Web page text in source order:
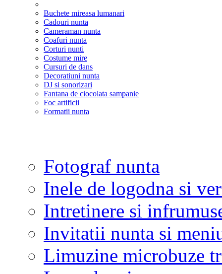
Buchete mireasa lumanari
Cadouri nunta
Cameraman nunta
Coafuri nunta
Corturi nunti
Costume mire
Cursuri de dans
Decoratiuni nunta
DJ si sonorizari
Fantana de ciocolata sampanie
Foc artificii
Formatii nunta
Fotograf nunta
Inele de logodna si
Intretinere si
Invitatii nunta si
Limuzine microbuze